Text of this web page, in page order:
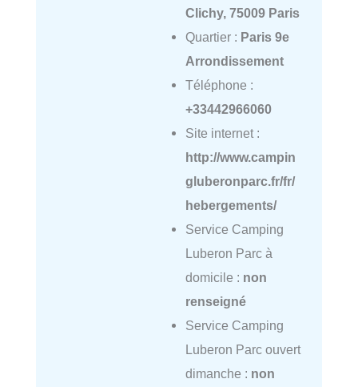
Clichy, 75009 Paris
Quartier : Paris 9e
Arrondissement
Téléphone :
+33442966060
Site internet :
http://www.campin
gluberonparc.fr/fr/
hebergements/
Service Camping
Luberon Parc à
domicile : non
renseigné
Service Camping
Luberon Parc ouvert
dimanche : non